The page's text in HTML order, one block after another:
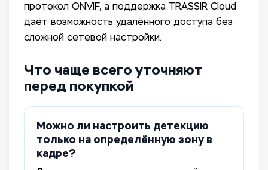
протокол ONVIF, а поддержка TRASSIR Cloud
даёт возможность удалённого доступа без
сложной сетевой настройки.
Что чаще всего уточняют
перед покупкой
Можно ли настроить детекцию
только на определённую зону в
кадре?